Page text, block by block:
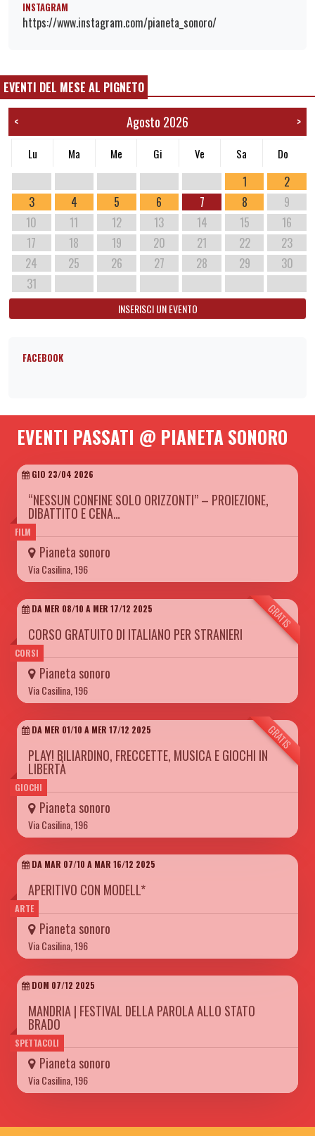
INSTAGRAM
https://www.instagram.com/pianeta_sonoro/
EVENTI DEL MESE AL PIGNETO
< Agosto 2026 >
Lu Ma Me Gi Ve Sa Do
1
2
3
4 5 6 7 8
9
10
11 12 13 14 15
16
17
18 19 20 21 22
23
24
25 26 27 28 29
30
31
INSERISCI UN EVENTO
FACEBOOK
EVENTI PASSATI @ PIANETA SONORO
FILM
GIO 23/04 2026
“NESSUN CONFINE SOLO ORIZZONTI” – PROIEZIONE,
DIBATTITO E CENA…
Pianeta sonoro
Via Casilina, 196
CORSI
GRATIS
DA MER 08/10 A MER 17/12 2025
CORSO GRATUITO DI ITALIANO PER STRANIERI
Pianeta sonoro
Via Casilina, 196
GIOCHI
GRATIS
DA MER 01/10 A MER 17/12 2025
PLAY! BILIARDINO, FRECCETTE, MUSICA E GIOCHI IN
LIBERTÀ
Pianeta sonoro
Via Casilina, 196
ARTE
DA MAR 07/10 A MAR 16/12 2025
APERITIVO CON MODELL*
Pianeta sonoro
Via Casilina, 196
SPETTACOLI
DOM 07/12 2025
MANDRIA | FESTIVAL DELLA PAROLA ALLO STATO
BRADO
Pianeta sonoro
Via Casilina, 196